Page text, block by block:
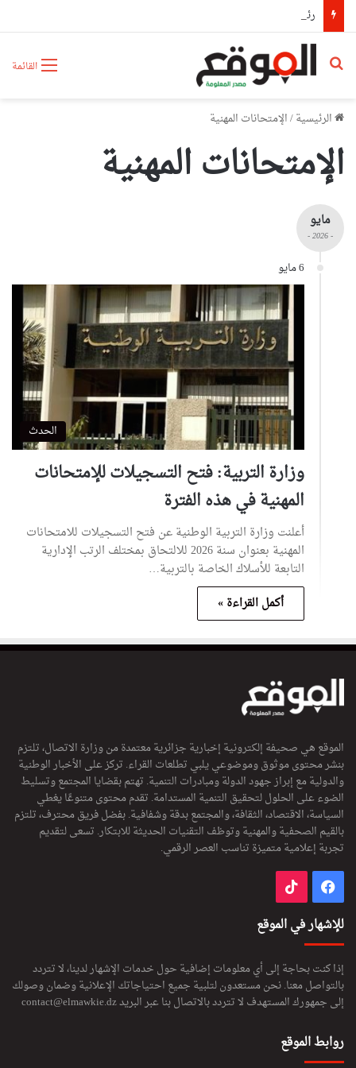
القائمة بحث عن
الرئيسية/الإمتحانات المهنية
الإمتحانات المهنية
مايو
- 2026 -
6 مايو
الحدث
وزارة التربية: فتح التسجيلات للإمتحانات
المهنية في هذه الفترة
أعلنت وزارة التربية الوطنية عن فتح التسجيلات للامتحانات
المهنية بعنوان سنة 2026 للالتحاق بمختلف الرتب الإدارية
التابعة للأسلاك الخاصة بالتربية…
أكمل القراءة »
الموقع هي صحيفة إلكترونية إخبارية جزائرية معتمدة من وزارة الاتصال، تلتزم
بنشر محتوى موثوق وموضوعي يلبي تطلعات القراء. تركز على الأخبار الوطنية
والدولية مع إبراز جهود الدولة ومبادرات التنمية. تهتم بقضايا المجتمع وتسليط
الضوء على الحلول لتحقيق التنمية المستدامة. تقدم محتوى متنوعًا يغطي
السياسة، الاقتصاد، الثقافة، والمجتمع بدقة وشفافية. بفضل فريق محترف، تلتزم
بالقيم الصحفية والمهنية وتوظف التقنيات الحديثة للابتكار. تسعى لتقديم
تجربة إعلامية متميزة تناسب العصر الرقمي.
فيسبوك
للإشهار في الموقع
إذا كنت بحاجة إلى أي معلومات إضافية حول خدمات الإشهار لدينا، لا تتردد
بالتواصل معنا. نحن مستعدون لتلبية جميع احتياجاتك الإعلانية وضمان وصولك
إلى جمهورك المستهدف لا تتردد بالاتصال بنا عبر البريدcontact@elmawkie.dz
روابط الموقع